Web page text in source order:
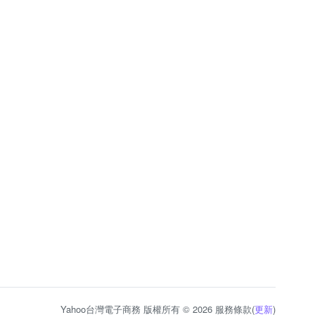
Yahoo台灣電子商務 版權所有 © 2026 服務條款(更新)